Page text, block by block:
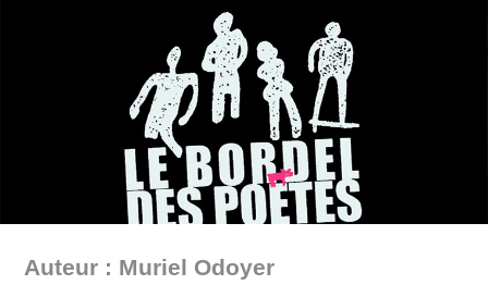
Auteur : Muriel Odoyer